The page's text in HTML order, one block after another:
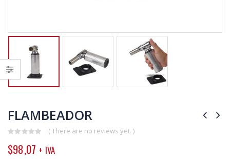
FLAMBEADOR
out
of
( There are no reviews yet. )
$98,07 + IVA